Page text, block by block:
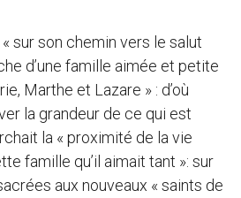
« sur son chemin vers le salut
d’une famille aimée et petite
Marthe et Lazare » : d’où
la grandeur de ce qui est
la « proximité de la vie
famille qu’il aimait tant »: sur
aux nouveaux « saints de